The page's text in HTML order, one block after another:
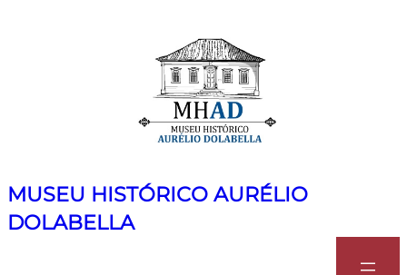
MUSEU HISTÓRICO AURÉLIO
DOLABELLA